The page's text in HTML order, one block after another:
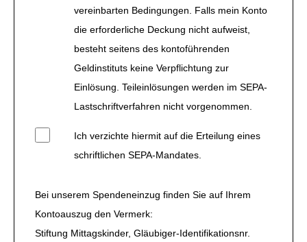
vereinbarten Bedingungen. Falls mein Konto
die erforderliche Deckung nicht aufweist,
besteht seitens des kontoführenden
Geldinstituts keine Verpflichtung zur
Einlösung. Teileinlösungen werden im SEPA-
Lastschriftverfahren nicht vorgenommen.
Ich verzichte hiermit auf die Erteilung eines
schriftlichen SEPA-Mandates.
Bei unserem Spendeneinzug finden Sie auf Ihrem
Kontoauszug den Vermerk:
Stiftung Mittagskinder, Gläubiger-Identifikationsnr.